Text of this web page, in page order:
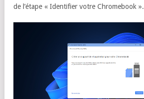
de l’étape « Identifier votre Chromebook ».